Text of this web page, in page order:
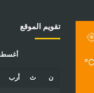
℃
تقويم الموقع
أغسطس
ن ث أرب